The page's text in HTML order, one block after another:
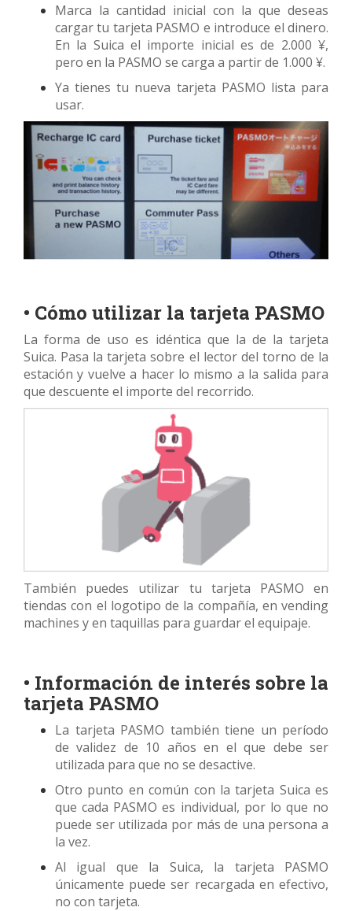
Marca la cantidad inicial con la que deseas
cargar tu tarjeta PASMO e introduce el dinero.
En la Suica el importe inicial es de 2.000 ¥,
pero en la PASMO se carga a partir de 1.000 ¥.
Ya tienes tu nueva tarjeta PASMO lista para
usar.
• Cómo utilizar la tarjeta PASMO
La forma de uso es idéntica que la de la tarjeta
Suica. Pasa la tarjeta sobre el lector del torno de la
estación y vuelve a hacer lo mismo a la salida para
que descuente el importe del recorrido.
También puedes utilizar tu tarjeta PASMO en
tiendas con el logotipo de la compañía, en vending
machines y en taquillas para guardar el equipaje.
• Información de interés sobre la
tarjeta PASMO
La tarjeta PASMO también tiene un período
de validez de 10 años en el que debe ser
utilizada para que no se desactive.
Otro punto en común con la tarjeta Suica es
que cada PASMO es individual, por lo que no
puede ser utilizada por más de una persona a
la vez.
Al igual que la Suica, la tarjeta PASMO
únicamente puede ser recargada en efectivo,
no con tarjeta.